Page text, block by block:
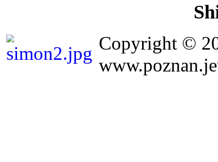
Copyright ©